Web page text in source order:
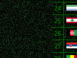
24
25
26
27